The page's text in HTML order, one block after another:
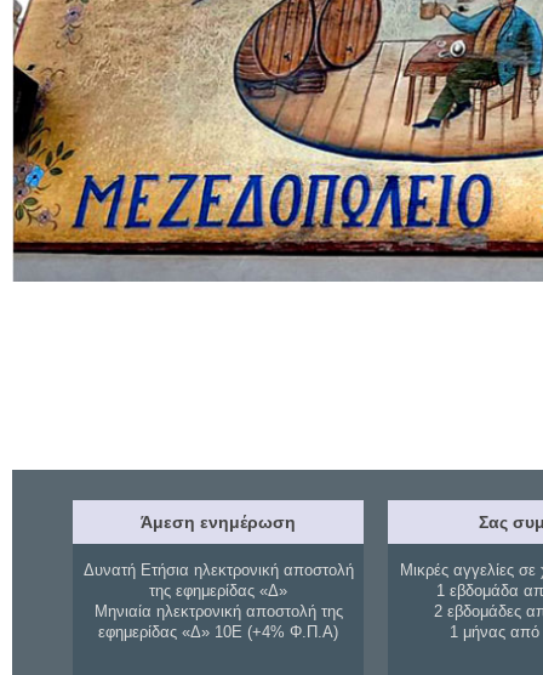
Άμεση ενημέρωση
Δυνατή Ετήσια ηλεκτρονική αποστολή
της εφημερίδας «Δ»
Μηνιαία ηλεκτρονική αποστολή της
εφημερίδας «Δ» 10Ε (+4% Φ.Π.Α)
Σας
Μικρές αγγελίες σε
1 εβδομάδα
2 εβδομάδες
1 μήνας